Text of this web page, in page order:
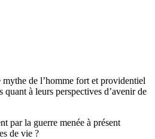
mythe de l’homme fort et providentiel
à leurs perspectives d’avenir de
par la guerre menée à présent
de vie ?